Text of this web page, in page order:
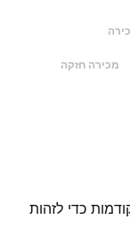
מכירה חזקה
כדי לזהות